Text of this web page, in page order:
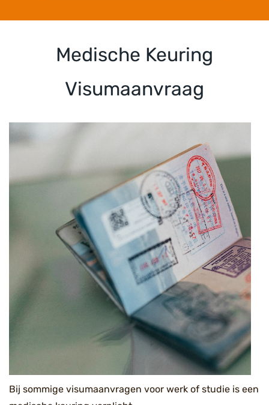
Medische Keuring
Visumaanvraag
Bij sommige visumaanvragen voor werk of studie is een